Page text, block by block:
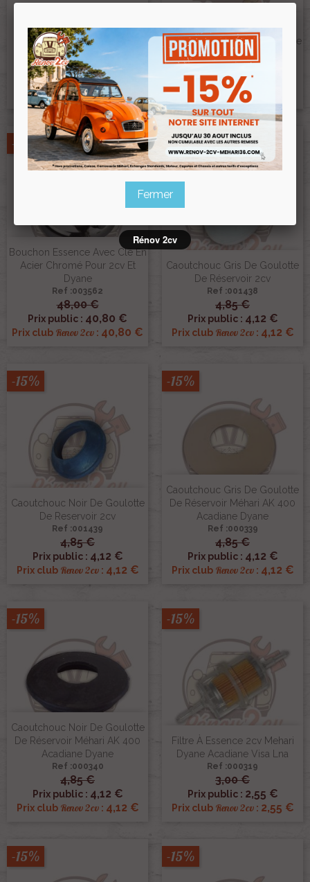
Pour 2cv Méhari Dyane
Acadiane
Ref :000481
10,00 €
Prix public :8,50 €
Prix clubRenov 2cv:8,50 €
Bouchon Essence Noir Avec
Clés Pour 2cv, Méhari Et Dyane
Ref :005512
18,00 €
Prix public :15,30 €
Prix clubRenov 2cv:
Bouchon Essence Avec Clé En
Acier Chromé Pour 2cv Et
Dyane
Ref :003562
48,00 €
Prix public : 40,80 €
Prix club Renov 2cv : 40,80 €
-15%
Caoutchouc Gris De Goulotte
De Réservoir 2cv
Ref :001438
4,85 €
Prix public : 4,12 €
Prix club Renov 2cv: 4,12 €
-15%
Caoutchouc Noir De Goulotte
De Reservoir 2cv
Ref :001439
4,85 €
Prix public : 4,12 €
Prix club Renov 2cv: 4,12 €
-15%
Caoutchouc Gris De Goulotte
De Réservoir Méhari AK 400
Acadiane Dyane
Ref :000339
4,85 €
Prix public : 4,12 €
Prix club Renov 2cv: 4,12 €
-15%
Caoutchouc Noir De Goulotte
De Réservoir Méhari AK 400
Acadiane Dyane
Ref :000340
4,85 €
Prix public : 4,12 €
Prix club Renov 2cv: 4,12 €
-15%
Filtre À Essence 2cv Mehari
Dyane Acadiane Visa Lna
Ref :000319
3,00 €
Prix public : 2,55 €
Prix club Renov 2cv: 2,55 €
-15%
-15% -15%
Fermer
Rénov 2cv